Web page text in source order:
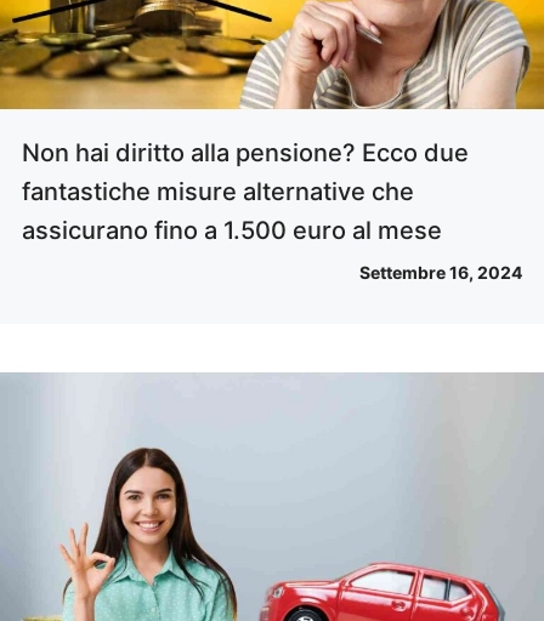
Non hai diritto alla pensione? Ecco due
fantastiche misure alternative che
assicurano fino a 1.500 euro al mese
Settembre 16, 2024